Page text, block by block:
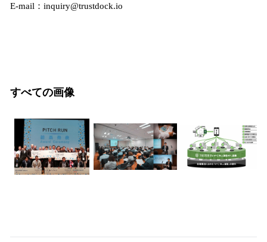
E-mail：inquiry@trustdock.io
すべての画像